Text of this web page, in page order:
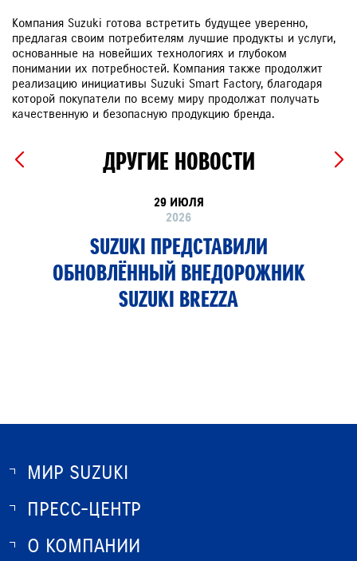
Компания Suzuki готова встретить будущее уверенно,
предлагая своим потребителям лучшие продукты и услуги,
основанные на новейших технологиях и глубоком
понимании их потребностей. Компания также продолжит
реализацию инициативы Suzuki Smart Factory, благодаря
которой покупатели по всему миру продолжат получать
качественную и безопасную продукцию бренда.
ДРУГИЕ НОВОСТИ
29 ИЮЛЯ
2026
SUZUKI ПРЕДСТАВИЛИ
ОБНОВЛЁННЫЙ ВНЕДОРОЖНИК
SUZUKI BREZZA
МИР SUZUKI
О SUZUKI
ПРЕСС-ЦЕНТР
НОВОСТИ
О КОМПАНИИ